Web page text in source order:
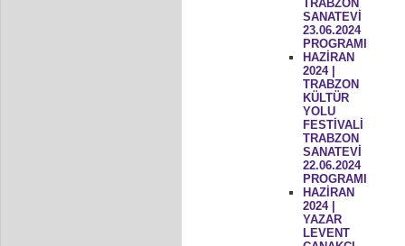
TRABZON
SANATEVİ
23.06.2024
PROGRAMI
HAZİRAN
2024 |
TRABZON
KÜLTÜR
YOLU
FESTİVALİ
TRABZON
SANATEVİ
22.06.2024
PROGRAMI
HAZİRAN
2024 |
YAZAR
LEVENT